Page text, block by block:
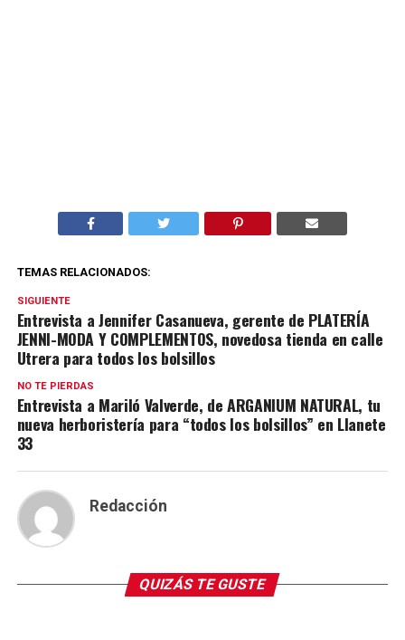
TEMAS RELACIONADOS:
SIGUIENTE
Entrevista a Jennifer Casanueva, gerente de PLATERÍA
JENNI-MODA Y COMPLEMENTOS, novedosa tienda en calle
Utrera para todos los bolsillos
NO TE PIERDAS
Entrevista a Mariló Valverde, de ARGANIUM NATURAL, tu
nueva herboristería para “todos los bolsillos” en Llanete
33
Redacción
QUIZÁS TE GUSTE